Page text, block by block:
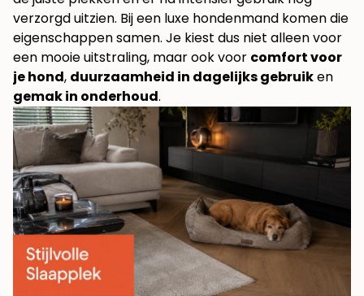
verzorgd uitzien. Bij een luxe hondenmand komen die
eigenschappen samen. Je kiest dus niet alleen voor
een mooie uitstraling, maar ook voor comfort voor
je hond, duurzaamheid in dagelijks gebruiken
gemak in onderhoud.